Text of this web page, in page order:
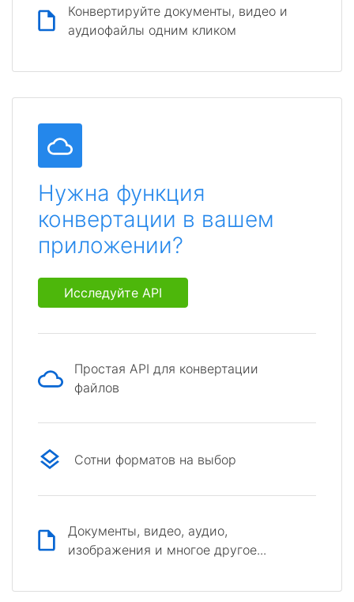
Конвертируйте документы, видео и
аудиофайлы одним кликом
Нужна функция
конвертации в вашем
приложении?
Исследуйте API
Простая API для конвертации
файлов
Сотни форматов на выбор
Документы, видео, аудио,
изображения и многое другое...